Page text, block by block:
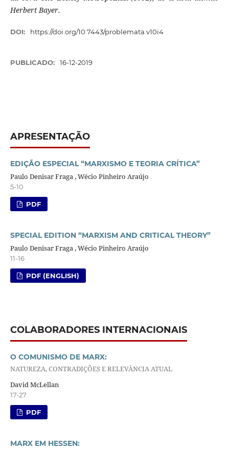
Herbert Bayer.
DOI: https://doi.org/10.7443/problemata.v10i4
PUBLICADO: 16-12-2019
APRESENTAÇÃO
EDIÇÃO ESPECIAL “MARXISMO E TEORIA CRÍTICA”
Paulo Denisar Fraga , Wécio Pinheiro Araújo
5-10
PDF
SPECIAL EDITION “MARXISM AND CRITICAL THEORY”
Paulo Denisar Fraga , Wécio Pinheiro Araújo
11-16
PDF (ENGLISH)
COLABORADORES INTERNACIONAIS
O COMUNISMO DE MARX:
NATUREZA, CONTRADIÇÕES E RELEVÂNCIA ATUAL
David McLellan
17-27
PDF
MARX EM HESSEN: